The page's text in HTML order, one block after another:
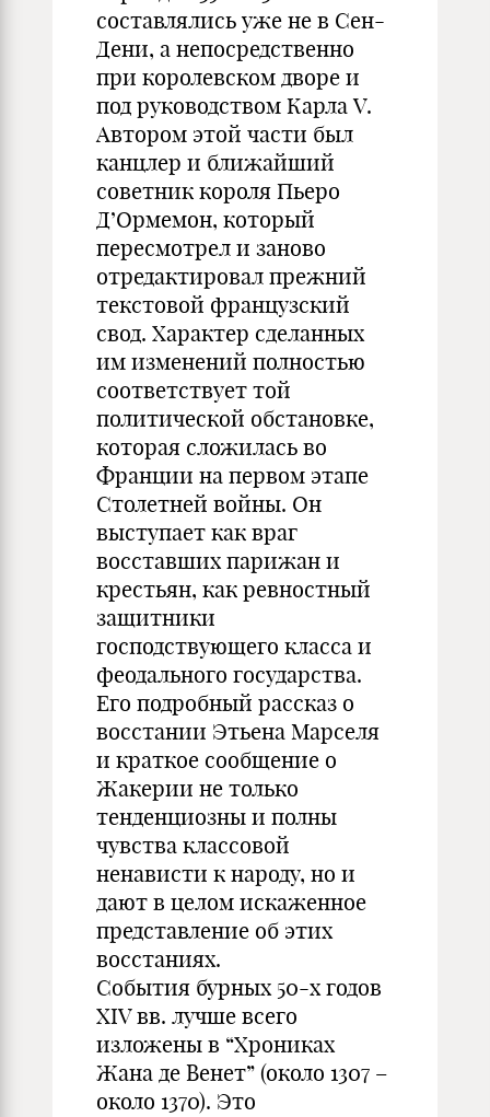
составлялись уже не в Сен-
Дени, а непосредственно
при королевском дворе и
под руководством Карла V.
Автором этой части был
канцлер и ближайший
советник короля Пьеро
Д’Ормемон, который
пересмотрел и заново
отредактировал прежний
текстовой французский
свод. Характер сделанных
им изменений полностью
соответствует той
политической обстановке,
которая сложилась во
Франции на первом этапе
Столетней войны. Он
выступает как враг
восставших парижан и
крестьян, как ревностный
защитники
господствующего класса и
феодального государства.
Его подробный рассказ о
восстании Этьена Марселя
и краткое сообщение о
Жакерии не только
тенденциозны и полны
чувства классовой
ненависти к народу, но и
дают в целом искаженное
представление об этих
восстаниях.
События бурных 50-х годов
XIV вв. лучше всего
изложены в “Хрониках
Жана де Венет” (около 1307 –
около 1370). Это